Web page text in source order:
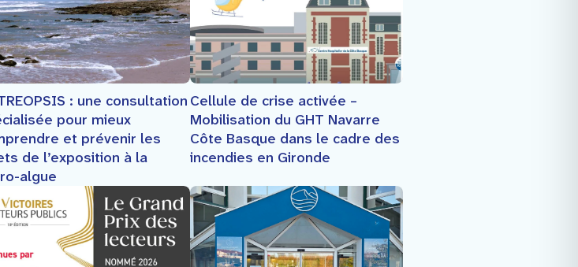
: une consultation
pour mieux
et prévenir les
de l’exposition à la
algue
Cellule de crise activée –
Mobilisation du GHT Navarre
Côte Basque dans le cadre des
incendies en Gironde